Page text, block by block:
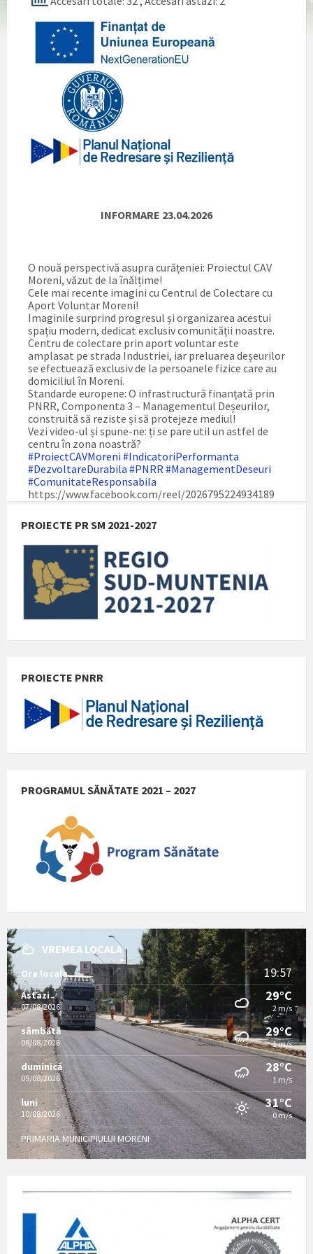
INFORMARE 23.04.2026
O nouă perspectivă asupra curățeniei: Proiectul CAV
Moreni, văzut de la înălțime!
Cele mai recente imagini cu Centrul de Colectare cu
Aport Voluntar Moreni!
Imaginile surprind progresul și organizarea acestui
spațiu modern, dedicat exclusiv comunității noastre.
Centru de colectare prin aport voluntar este
amplasat pe strada Industriei, iar preluarea deșeurilor
se efectuează exclusiv de la persoanele fizice care au
domiciliul în Moreni.
Standarde europene: O infrastructură finanțată prin
PNRR, Componenta 3 – Managementul Deșeurilor,
construită să reziste și să protejeze mediul!
Vezi video-ul și spune-ne: ți se pare util un astfel de
centru în zona noastră?
#ProiectCAVMoreni #IndicatoriPerformanta
#DezvoltareDurabila #PNRR #ManagementDeseuri
#ComunitateResponsabila
https://www.facebook.com/reel/2026795224934189
PROIECTE PR SM 2021-2027
PROIECTE PNRR
PROGRAMUL SĂNĂTATE 2021 – 2027
VREMEA LOCALA
Ora locala 19:57
Astazi
07/08/2026
29°C
2 m/s
sâmbătă
08/08/2026
29°C
1 m/s
duminică
09/08/2026
28°C
1 m/s
luni
10/08/2026
31°C
0 m/s
PRIMARIA MUNICIPIULUI MORENI